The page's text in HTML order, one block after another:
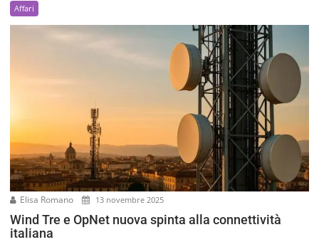
Affari
Elisa Romano 13 novembre 2025
Wind Tre e OpNet nuova spinta alla connettività
italiana